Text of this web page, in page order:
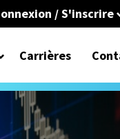
/ S'inscrire
Carrières